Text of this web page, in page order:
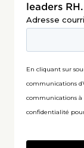
leaders RH.